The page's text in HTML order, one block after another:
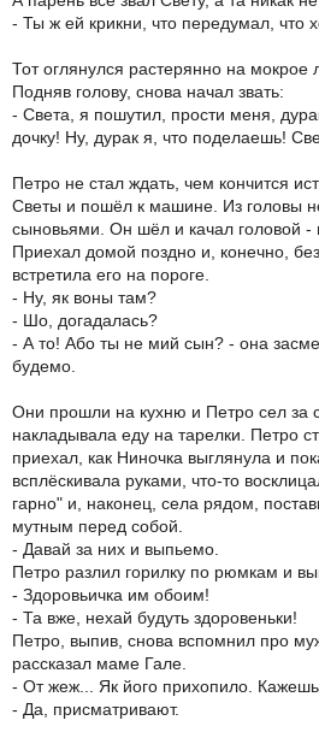
- Ты ж ей крикни, что передумал, что
Тот оглянулся растерянно на мокрое
Подняв голову, снова начал звать:
- Света, я пошутил, прости меня,
дочку! Ну, дурак я, что поделаешь!
Петро не стал ждать, чем кончится
Светы и пошёл к машине. Из головы
сыновьями. Он шёл и качал головой -
Приехал домой поздно и, конечно,
встретила его на пороге.
- Ну, як воны там?
- Шо, догадалась?
- А то! Або ты не мий сын? - она
будемо.
Они прошли на кухню и Петро сел за
накладывала еду на тарелки. Петро
приехал, как Ниночка выглянула и
всплёскивала руками, что-то
гарно" и, наконец, села рядом,
мутным перед собой.
- Давай за них и выпьемо.
Петро разлил горилку по рюмкам и
- Здоровьичка им обоим!
- Та вже, нехай будуть здоровеньки!
Петро, выпив, снова вспомнил про
рассказал маме Гале.
- От жеж... Як його прихопило.
- Да, присматривают.